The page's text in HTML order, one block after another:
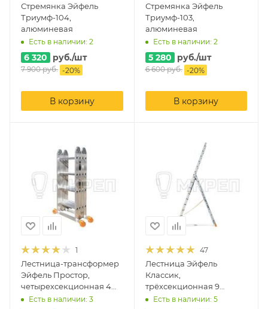
Стремянка Эйфель
Триумф-104,
алюминевая
Есть в наличии: 2
6 320 руб./шт
7 900руб. -20%
В корзину
Стремянка Эйфель
Триумф-103,
алюминевая
Есть в наличии: 2
5 280 руб./шт
6 600руб. -20%
В корзину
1
Лестница-трансформер
Эйфель Простор,
четырехсекционная 4
ступени
Есть в наличии: 3
47
Лестница Эйфель
Классик,
трёхсекционная 9
ступеней
Есть в наличии: 5